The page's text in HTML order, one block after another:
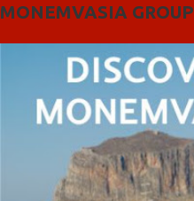
MONEMVASIA GROUP